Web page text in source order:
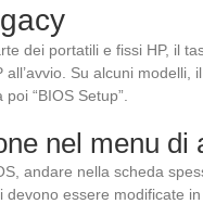
dei portatili e fissi HP, il
all’avvio. Su alcuni
“BIOS Setup”.
nel menu di
andare nella scheda
devono essere modificate in